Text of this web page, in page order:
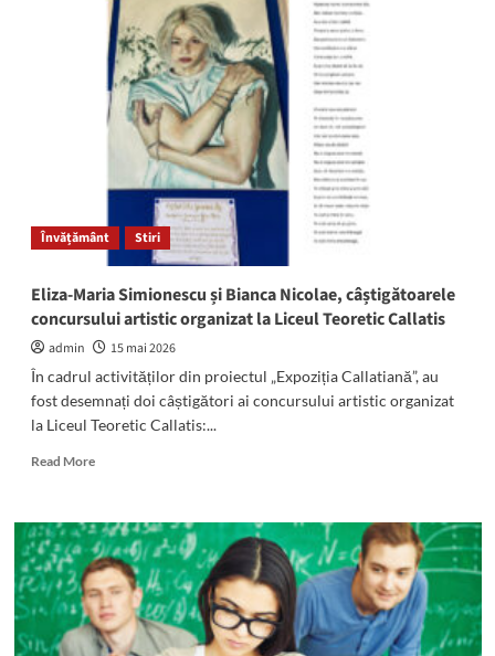
Florentina
Ifrim,
Alesia
Maria
Bongea
Colegiul
Economic,
ale
concursului
județean
imaginea
produsului”
Învățământ Stiri
Eliza-Maria Simionescu și Bianca Nicolae, câștigătoarele
concursului artistic organizat la Liceul Teoretic Callatis
admin
15 mai 2026
În cadrul activităților din proiectul „Expoziția Callatiană”, au
fost desemnați doi câștigători ai concursului artistic organizat
la Liceul Teoretic Callatis:...
Read MoreRead
Eliza-
Maria
Simionescu
și
Bianca
Nicolae,
câștigătoarele